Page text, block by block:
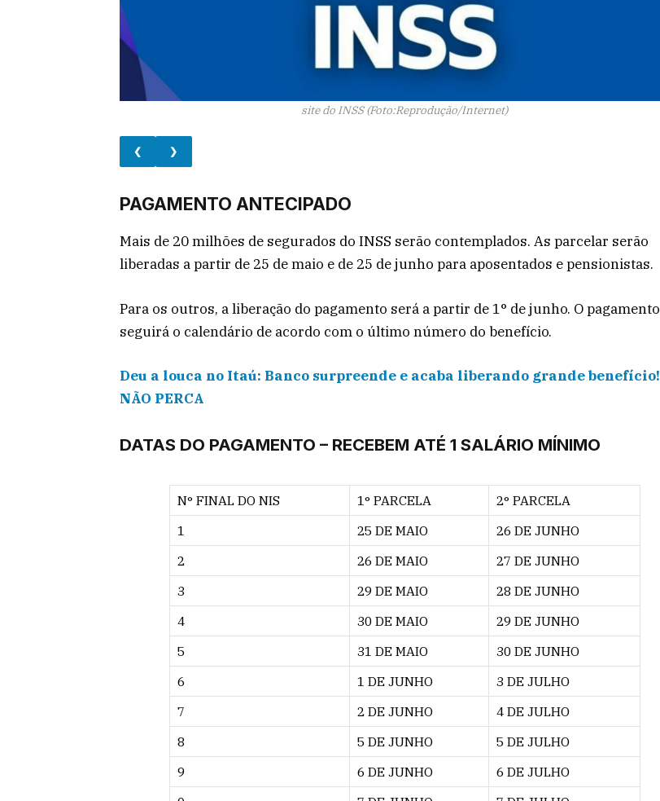
site do INSS (Foto:Reprodução/Internet)
❮ ❯
PAGAMENTO ANTECIPADO
Mais de 20 milhões de segurados do INSS serão contemplados. As parcelar serão
liberadas a partir de 25 de maio e de 25 de junho para aposentados e pensionistas.
Para os outros, a liberação do pagamento será a partir de 1° de junho. O pagamento
seguirá o calendário de acordo com o último número do benefício.
Deu a louca no Itaú: Banco surpreende e acaba liberando grande benefício!
NÃO PERCA
DATAS DO PAGAMENTO – RECEBEM ATÉ 1 SALÁRIO MÍNIMO
N° FINAL DO NIS 1° PARCELA
2° PARCELA
1
25 DE MAIO
26 DE JUNHO
2
26 DE MAIO
27 DE JUNHO
3
29 DE MAIO
28 DE JUNHO
4
30 DE MAIO
29 DE JUNHO
5
31 DE MAIO
30 DE JUNHO
6
1 DE JUNHO
3 DE JULHO
7
2 DE JUNHO
4 DE JULHO
8
5 DE JUNHO
5 DE JULHO
9
6 DE JUNHO
6 DE JULHO